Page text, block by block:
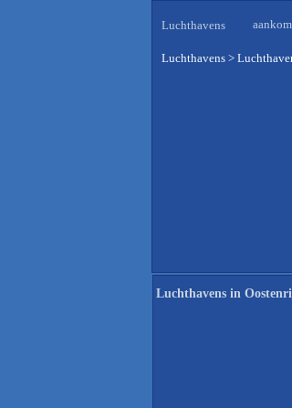
Luchthavens
Luchthavens >
Luchthavens in